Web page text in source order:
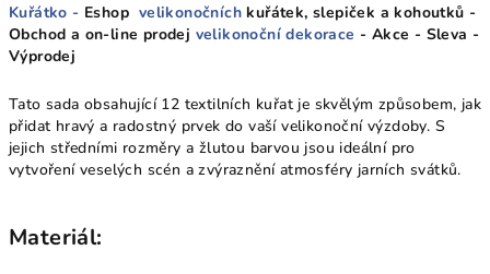
Kuřátko - Eshop velikonočních kuřátek, slepiček a kohoutků -
Obchod a on-line prodej velikonoční dekorace - Akce - Sleva -
Výprodej
Tato sada obsahující 12 textilních kuřat je skvělým způsobem, jak
přidat hravý a radostný prvek do vaší velikonoční výzdoby. S
jejich středními rozměry a žlutou barvou jsou ideální pro
vytvoření veselých scén a zvýraznění atmosféry jarních svátků.
Materiál: